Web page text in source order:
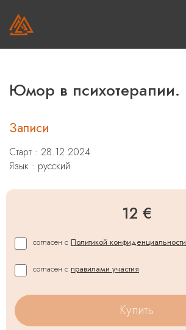
Юмор в психотерапии.
Записи
Старт : 28.12.2024
Язык : русский
12 €
согласен с Политикой конфиденциальности
согласен с правилами участия
Купить